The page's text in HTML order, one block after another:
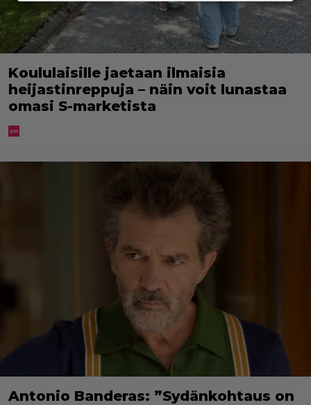
Koululaisille jaetaan ilmaisia
heijastinreppuja – näin voit lunastaa
omasi S-marketista
Antonio Banderas: ”Sydänkohtaus on